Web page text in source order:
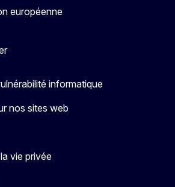
européenne
informatique
nos sites web
vie privée